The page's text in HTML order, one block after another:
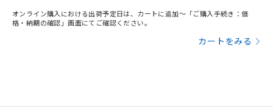
オンライン購入における出荷予定日は、カートに追加～「ご購入手続き：価
格・納期の確認」画面にてご確認ください。
カートをみる